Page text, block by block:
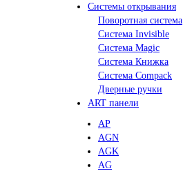
Системы открывания
Поворотная система
Система Invisible
Система Magic
Система Книжка
Система Compack
Дверные ручки
ART панели
AP
AGN
AGK
AG